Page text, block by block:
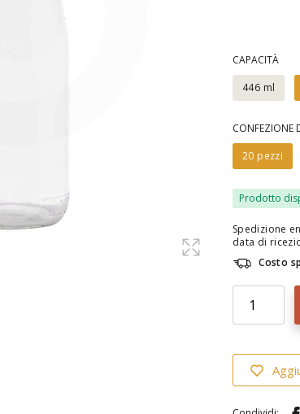
CAPACITÀ
446 ml
CONFEZIONE
20 pezzi
Prodotto
Spedizione
data di
Costo